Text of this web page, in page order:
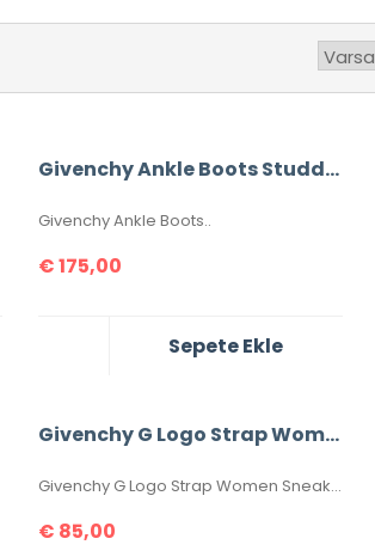
Givenchy Ankle Boots Studded %100 Leather
Givenchy Ankle Boots..
€175,00
Sepete Ekle
Givenchy G Logo Strap Women Sneaker %100 Leather
Givenchy G Logo Strap Women Sneaker..
€ 85,00